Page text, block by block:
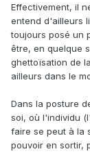
Effectivement, il
entend d'ailleurs
toujours posé un
être, en quelque
ghettoïsation de
ailleurs dans le
Dans la posture
soi, où l'individu
faire se peut à la
pouvoir en sortir,